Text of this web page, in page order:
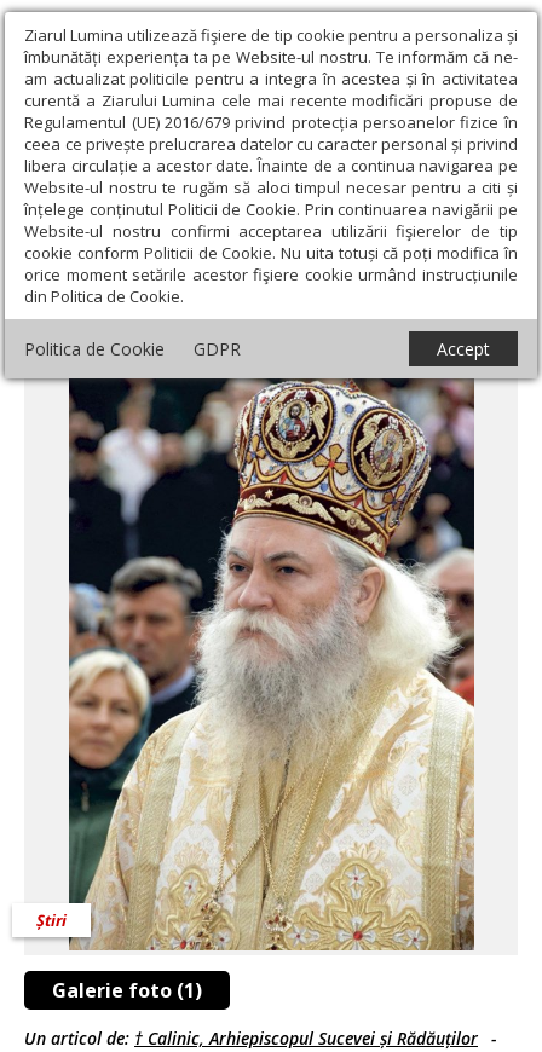
Ziarul Lumina utilizează fişiere de tip cookie pentru a personaliza și
îmbunătăți experiența ta pe Website-ul nostru. Te informăm că ne-
am actualizat politicile pentru a integra în acestea și în activitatea
curentă a Ziarului Lumina cele mai recente modificări propuse de
Regulamentul (UE) 2016/679 privind protecția persoanelor fizice în
ceea ce privește prelucrarea datelor cu caracter personal și privind
libera circulație a acestor date. Înainte de a continua navigarea pe
Website-ul nostru te rugăm să aloci timpul necesar pentru a citi și
înțelege conținutul Politicii de Cookie. Prin continuarea navigării pe
Website-ul nostru confirmi acceptarea utilizării fişierelor de tip
cookie conform Politicii de Cookie. Nu uita totuși că poți modifica în
orice moment setările acestor fişiere cookie urmând instrucțiunile
din Politica de Cookie.
Politica de Cookie GDPR Accept
Ziarul Lumina › Actualitate religioasă › Știri › Hristos S-a golit de
slavă pentru a Se putea jertfi pentru oameni
Hristos S-a golit de slavă pentru a Se putea
jertfi pentru oameni
Galerie foto (1)
Știri
Un articol de: † Calinic, Arhiepiscopul Sucevei și Rădăuților -